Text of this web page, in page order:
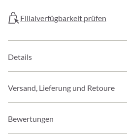
Filialverfügbarkeit prüfen
Details
Versand, Lieferung und Retoure
Bewertungen